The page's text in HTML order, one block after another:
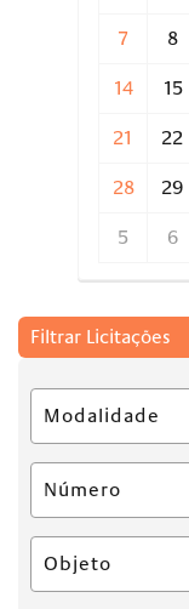
7 8
14 15
21 22
28 29
5 6
Filtrar Licitações